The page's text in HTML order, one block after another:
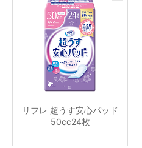
リフレ 超うす安心パッド
50cc24枚